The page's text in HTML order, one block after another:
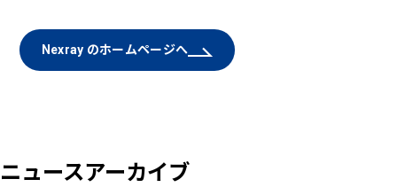
Nexray のホームページへ
ニュースアーカイブ